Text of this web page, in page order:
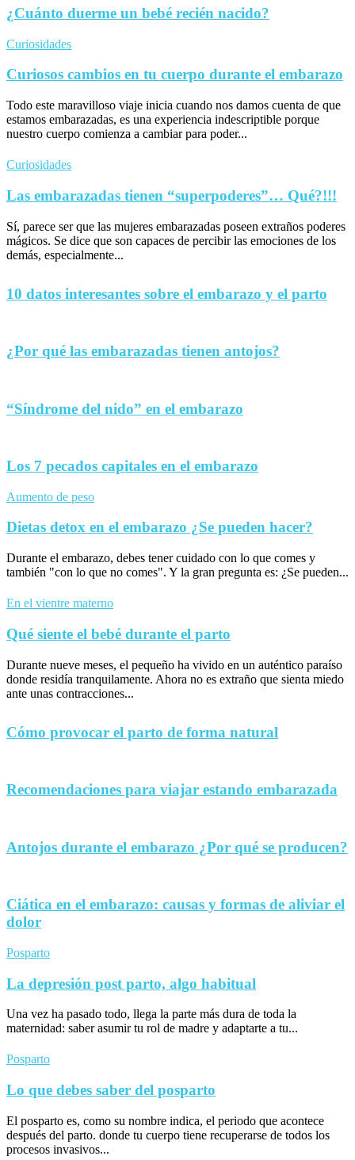
¿Cuánto duerme un bebé recién nacido?
Curiosidades
Curiosos cambios en tu cuerpo durante el embarazo
Todo este maravilloso viaje inicia cuando nos damos cuenta de que
estamos embarazadas, es una experiencia indescriptible porque
nuestro cuerpo comienza a cambiar para poder...
Curiosidades
Las embarazadas tienen “superpoderes”… Qué?!!!
Sí, parece ser que las mujeres embarazadas poseen extraños poderes
mágicos. Se dice que son capaces de percibir las emociones de los
demás, especialmente...
10 datos interesantes sobre el embarazo y el parto
¿Por qué las embarazadas tienen antojos?
“Síndrome del nido” en el embarazo
Los 7 pecados capitales en el embarazo
Aumento de peso
Dietas detox en el embarazo ¿Se pueden hacer?
Durante el embarazo, debes tener cuidado con lo que comes y
también "con lo que no comes". Y la gran pregunta es: ¿Se pueden...
En el vientre materno
Qué siente el bebé durante el parto
Durante nueve meses, el pequeño ha vivido en un auténtico paraíso
donde residía tranquilamente. Ahora no es extraño que sienta miedo
ante unas contracciones...
Cómo provocar el parto de forma natural
Recomendaciones para viajar estando embarazada
Antojos durante el embarazo ¿Por qué se producen?
Ciática en el embarazo: causas y formas de aliviar el
dolor
Posparto
La depresión post parto, algo habitual
Una vez ha pasado todo, llega la parte más dura de toda la
maternidad: saber asumir tu rol de madre y adaptarte a tu...
Posparto
Lo que debes saber del posparto
El posparto es, como su nombre indica, el periodo que acontece
después del parto. donde tu cuerpo tiene recuperarse de todos los
procesos invasivos...